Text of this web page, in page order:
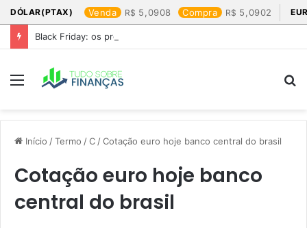
DÓLAR(PTAX) Venda 5,0908 Compra 5,0902
Black Friday: os produtos que mais valem a pena
Menu
Início /Termo /C /Cotação euro hoje banco central do brasil​
Cotação euro hoje banco
central do brasil​